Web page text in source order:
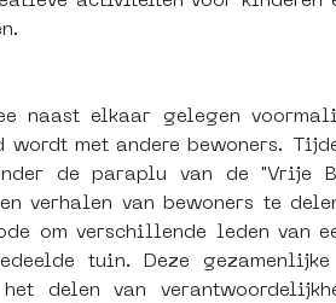
naast elkaar gelegen
met andere bewoners.
de paraplu van de "Vrije
verhalen van bewoners te
om verschillende leden van
tuin. Deze
delen van